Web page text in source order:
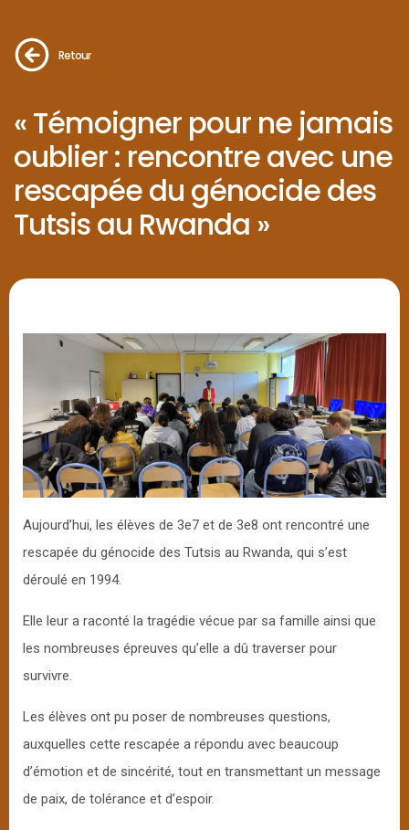
Retour
« Témoigner pour ne jamais
oublier : rencontre avec une
rescapée du génocide des
Tutsis au Rwanda »
Aujourd’hui, les élèves de 3e7 et de 3e8 ont rencontré une
rescapée du génocide des Tutsis au Rwanda, qui s’est
déroulé en 1994.
Elle leur a raconté la tragédie vécue par sa famille ainsi que
les nombreuses épreuves qu’elle a dû traverser pour
survivre.
Les élèves ont pu poser de nombreuses questions,
auxquelles cette rescapée a répondu avec beaucoup
d’émotion et de sincérité, tout en transmettant un message
de paix, de tolérance et d’espoir.